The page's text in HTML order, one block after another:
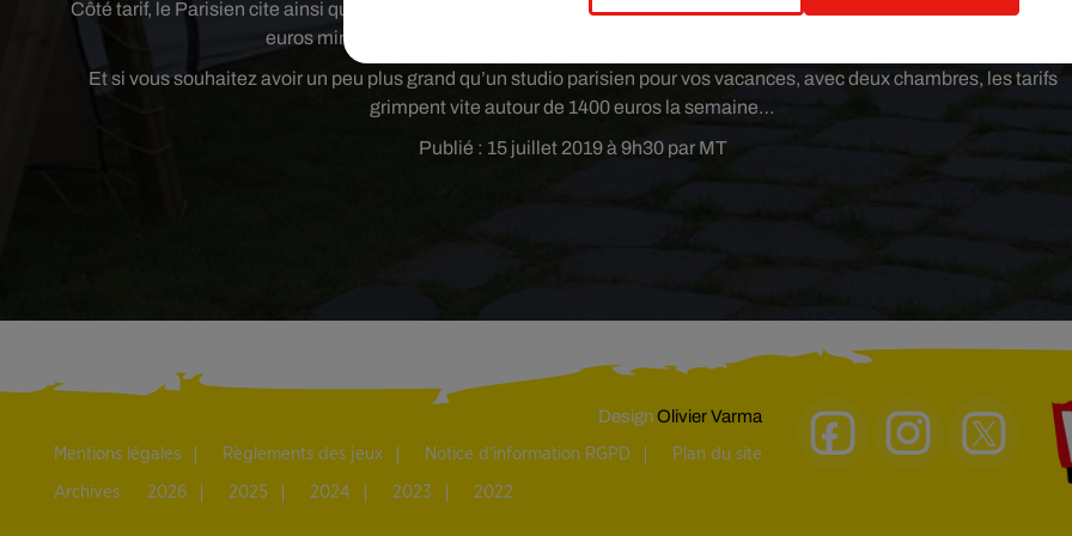
Publié : 15 juillet 2019 à 9h30 par MT
Côté tarif, le Parisien cite ainsi qu’en 2019 en moyenne, dans un camping 4 étoiles de la chaîne Siblu, il faut compter
euros minimum la location d’un bungalow de 25 mètres carré la semaine.
Et si vous souhaitez avoir un peu plus grand qu’un studio parisien pour vos vacances, avec deux chambres, les tarifs
grimpent vite autour de 1400 euros la semaine…
DesignOlivier Varma
Mentions légales Règlements des jeux Notice d’information RGPD Plan du site
Archives 2026 2025 2024 2023 2022